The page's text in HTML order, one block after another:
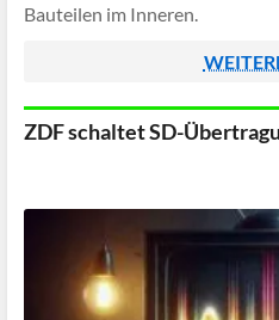
Bauteilen im Inneren.
ZDF schaltet SD-